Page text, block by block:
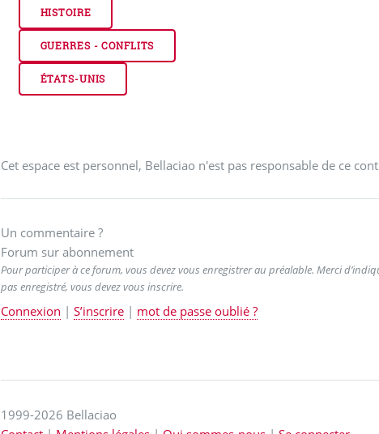
HISTOIRE
GUERRES - CONFLITS
ÉTATS-UNIS
Cet espace est personnel, Bellaciao n'est pas responsable de ce
Un commentaire ?
Forum sur abonnement
Pour participer à ce forum, vous devez vous enregistrer au préalable. Merci
pas enregistré, vous devez vous inscrire.
Connexion |S’inscrire | mot de passe oublié ?
1999-2026 Bellaciao